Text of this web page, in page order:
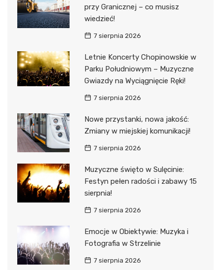
przy Granicznej – co musisz
wiedzieć!
7 sierpnia 2026
Letnie Koncerty Chopinowskie w
Parku Południowym – Muzyczne
Gwiazdy na Wyciągnięcie Ręki!
7 sierpnia 2026
Nowe przystanki, nowa jakość:
Zmiany w miejskiej komunikacji!
7 sierpnia 2026
Muzyczne święto w Sulęcinie:
Festyn pełen radości i zabawy 15
sierpnia!
7 sierpnia 2026
Emocje w Obiektywie: Muzyka i
Fotografia w Strzelinie
7 sierpnia 2026